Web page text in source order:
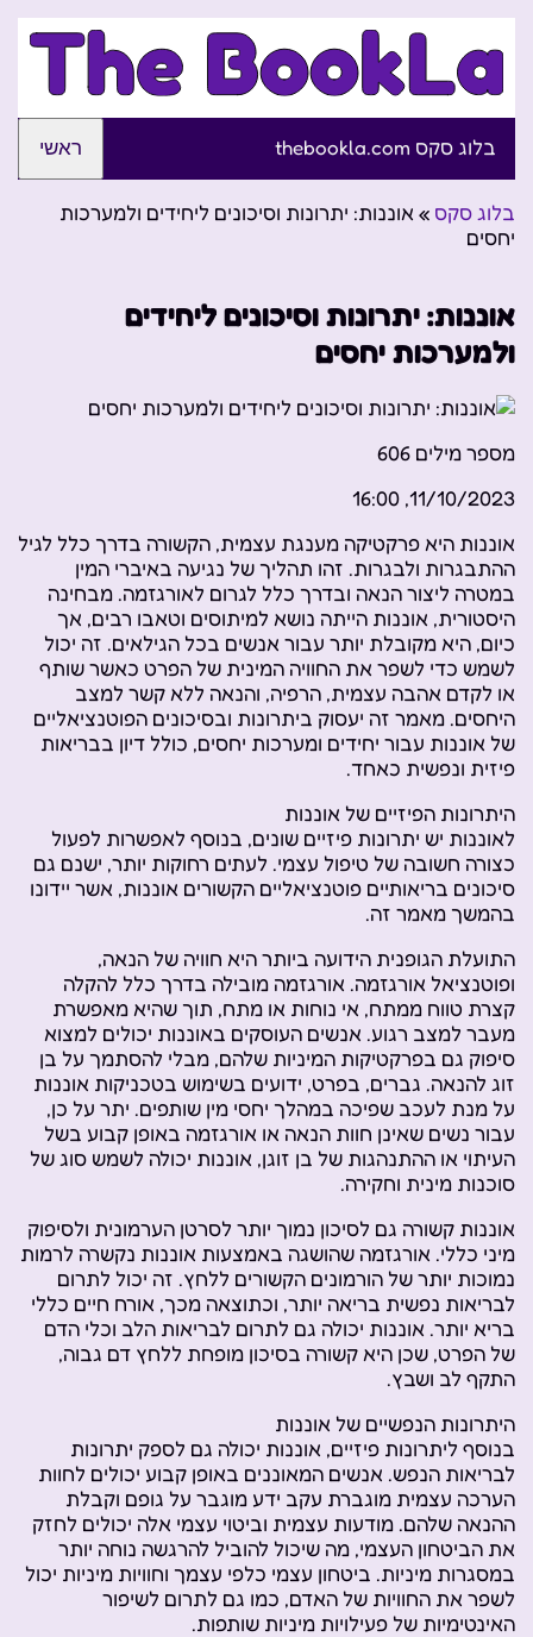
בלוג סקס thebookla.com ראשי
בלוג סקס » אוננות: יתרונות וסיכונים ליחידים ולמערכות
יחסים
אוננות: יתרונות וסיכונים ליחידים
ולמערכות יחסים
מספר מילים 606
11/10/2023, 16:00
אוננות היא פרקטיקה מענגת עצמית, הקשורה בדרך כלל לגיל
ההתבגרות ולבגרות. זהו תהליך של נגיעה באיברי המין
במטרה ליצור הנאה ובדרך כלל לגרום לאורגזמה. מבחינה
היסטורית, אוננות הייתה נושא למיתוסים וטאבו רבים, אך
כיום, היא מקובלת יותר עבור אנשים בכל הגילאים. זה יכול
לשמש כדי לשפר את החוויה המינית של הפרט כאשר שותף
או לקדם אהבה עצמית, הרפיה, והנאה ללא קשר למצב
היחסים. מאמר זה יעסוק ביתרונות ובסיכונים הפוטנציאליים
של אוננות עבור יחידים ומערכות יחסים, כולל דיון בבריאות
פיזית ונפשית כאחד.
היתרונות הפיזיים של אוננות
לאוננות יש יתרונות פיזיים שונים, בנוסף לאפשרות לפעול
כצורה חשובה של טיפול עצמי. לעתים רחוקות יותר, ישנם גם
סיכונים בריאותיים פוטנציאליים הקשורים אוננות, אשר יידונו
בהמשך מאמר זה.
התועלת הגופנית הידועה ביותר היא חוויה של הנאה,
ופוטנציאל אורגזמה. אורגזמה מובילה בדרך כלל להקלה
קצרת טווח ממתח, אי נוחות או מתח, תוך שהיא מאפשרת
מעבר למצב רגוע. אנשים העוסקים באוננות יכולים למצוא
סיפוק גם בפרקטיקות המיניות שלהם, מבלי להסתמך על בן
זוג להנאה. גברים, בפרט, ידועים בשימוש בטכניקות אוננות
על מנת לעכב שפיכה במהלך יחסי מין שותפים. יתר על כן,
עבור נשים שאינן חוות הנאה או אורגזמה באופן קבוע בשל
העיתוי או ההתנהגות של בן זוגן, אוננות יכולה לשמש סוג של
סוכנות מינית וחקירה.
אוננות קשורה גם לסיכון נמוך יותר לסרטן הערמונית ולסיפוק
מיני כללי. אורגזמה שהושגה באמצעות אוננות נקשרה לרמות
נמוכות יותר של הורמונים הקשורים ללחץ. זה יכול לתרום
לבריאות נפשית בריאה יותר, וכתוצאה מכך, אורח חיים כללי
בריא יותר. אוננות יכולה גם לתרום לבריאות הלב וכלי הדם
של הפרט, שכן היא קשורה בסיכון מופחת ללחץ דם גבוה,
התקף לב ושבץ.
היתרונות הנפשיים של אוננות
בנוסף ליתרונות פיזיים, אוננות יכולה גם לספק יתרונות
לבריאות הנפש. אנשים המאוננים באופן קבוע יכולים לחוות
הערכה עצמית מוגברת עקב ידע מוגבר על גופם וקבלת
ההנאה שלהם. מודעות עצמית וביטוי עצמי אלה יכולים לחזק
את הביטחון העצמי, מה שיכול להוביל להרגשה נוחה יותר
במסגרות מיניות. ביטחון עצמי כלפי עצמך וחוויות מיניות יכול
לשפר את החוויות של האדם, כמו גם לתרום לשיפור
האינטימיות של פעילויות מיניות שותפות.